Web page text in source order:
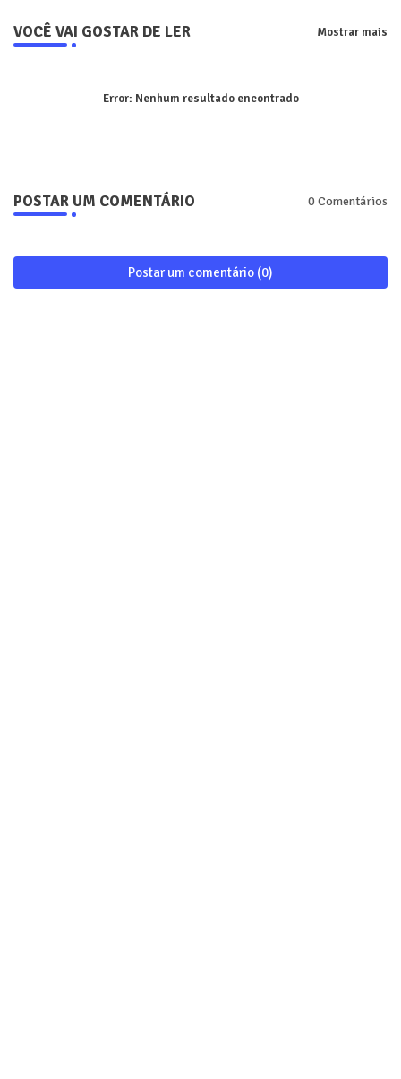
VOCÊ VAI GOSTAR DE LER Mostrar mais
Error: Nenhum resultado encontrado
POSTAR UM COMENTÁRIO 0 Comentários
Postar um comentário (0)